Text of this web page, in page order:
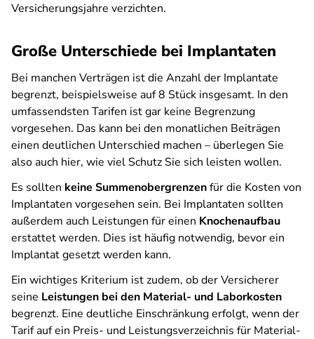
Versicherungsjahre verzichten.
Große Unterschiede bei Implantaten
Bei manchen Verträgen ist die Anzahl der Implantate
begrenzt, beispielsweise auf 8 Stück insgesamt. In den
umfassendsten Tarifen ist gar keine Begrenzung
vorgesehen. Das kann bei den monatlichen Beiträgen
einen deutlichen Unterschied machen – überlegen Sie
also auch hier, wie viel Schutz Sie sich leisten wollen.
Es sollten keine Summenobergrenzenfür die Kosten von
Implantaten vorgesehen sein. Bei Implantaten sollten
außerdem auch Leistungen für einen Knochenaufbau
erstattet werden. Dies ist häufig notwendig, bevor ein
Implantat gesetzt werden kann.
Ein wichtiges Kriterium ist zudem, ob der Versicherer
seine Leistungen bei den Material- und Laborkosten
begrenzt. Eine deutliche Einschränkung erfolgt, wenn der
Tarif auf ein Preis- und Leistungsverzeichnis für Material-